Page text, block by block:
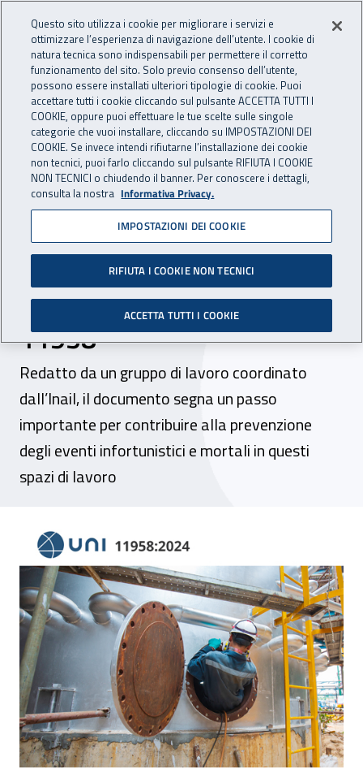
INAIL - Istituto Nazionale
Apri cerca
Navigazione principale
Navigazione - Ti trovi in:
Home Inail comunica News
14 novembre 2024
Ambienti confinati e/o
sospetti di inquinamento,
pubblicata la norma Uni
11958
Redatto da un gruppo di lavoro coordinato
dall’Inail, il documento segna un passo
importante per contribuire alla prevenzione
degli eventi infortunistici e mortali in questi
spazi di lavoro
Ambienti confinati e/o sospetti di
Questo sito utilizza i cookie per migliorare i servizi e
ottimizzare l’esperienza di navigazione dell’utente. I cookie di
natura tecnica sono indispensabili per permettere il corretto
funzionamento del sito. Solo previo consenso dell’utente,
possono essere installati ulteriori tipologie di cookie. Puoi
accettare tutti i cookie cliccando sul pulsante ACCETTA TUTTI I
COOKIE, oppure puoi effettuare le tue scelte sulle singole
categorie che vuoi installare, cliccando su IMPOSTAZIONI DEI
COOKIE. Se invece intendi rifiutarne l’installazione dei cookie
non tecnici, puoi farlo cliccando sul pulsante RIFIUTA I COOKIE
NON TECNICI o chiudendo il banner. Per conoscere i dettagli,
consulta la nostra Informativa Privacy.
IMPOSTAZIONI DEI COOKIE
RIFIUTA I COOKIE NON TECNICI
ACCETTA TUTTI I COOKIE